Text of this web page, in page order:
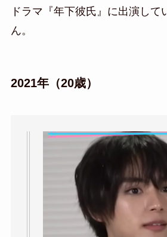
ドラマ『年下彼氏』に出演して
ん。
2021年（20歳）